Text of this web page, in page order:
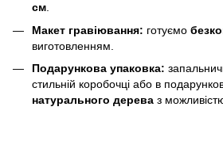
см.
Макет гравіювання: готуємо
виготовленням.
Подарункова упаковка:
стильній коробочці або в
натурального дерева з